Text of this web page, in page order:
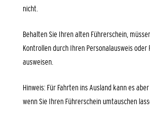
nicht.
Behalten Sie Ihren alten Führerschein,
Kontrollen durch Ihren Personalausweis oder
ausweisen.
Hinweis: Für Fahrten ins Ausland kann es
wenn Sie Ihren Führerschein umtauschen